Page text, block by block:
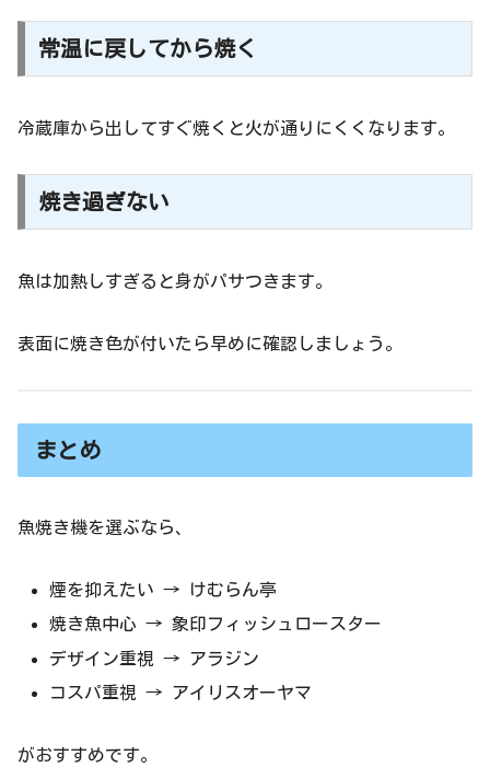
常温に戻してから焼く
冷蔵庫から出してすぐ焼くと火が通りにくくなります。
焼き過ぎない
魚は加熱しすぎると身がパサつきます。
表面に焼き色が付いたら早めに確認しましょう。
まとめ
魚焼き機を選ぶなら、
煙を抑えたい → けむらん亭
焼き魚中心 → 象印フィッシュロースター
デザイン重視 → アラジン
コスパ重視 → アイリスオーヤマ
がおすすめです。